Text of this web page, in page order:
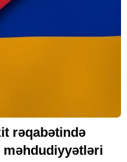
rəqabətində
məhdudiyyətləri